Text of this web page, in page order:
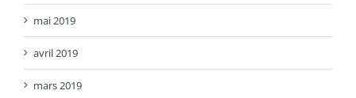
mai 2019
avril 2019
mars 2019